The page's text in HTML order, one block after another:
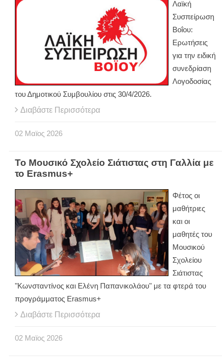
Λαϊκή
Συσπείρωση
Βοΐου:
Ερωτήσεις
για την ειδική
συνεδρίαση
Λογοδοσίας
του Δημοτικού Συμβουλίου στις 30/4/2026.
Διαβάστε Περισσότερα
02 Μαϊος 2026
Το Μουσικό Σχολείο Σιάτιστας στη Γαλλία με
το Erasmus+
Φέτος οι
μαθήτριες
και οι
μαθητές του
Μουσικού
Σχολείου
Σιάτιστας
"Κωνσταντίνος και Ελένη Παπανικολάου" με τα φτερά του
προγράμματος Erasmus+
Διαβάστε Περισσότερα
02 Μαϊος 2026